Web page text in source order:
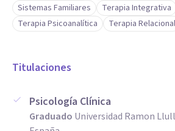
Sistemas Familiares
Terapia Integrativa
Terapia Psicoanalítica
Terapia Relacional
Titulaciones
Psicología Clínica
Graduado Universidad Ramon